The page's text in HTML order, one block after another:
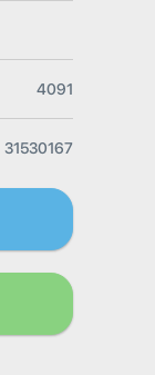
4091
31530167